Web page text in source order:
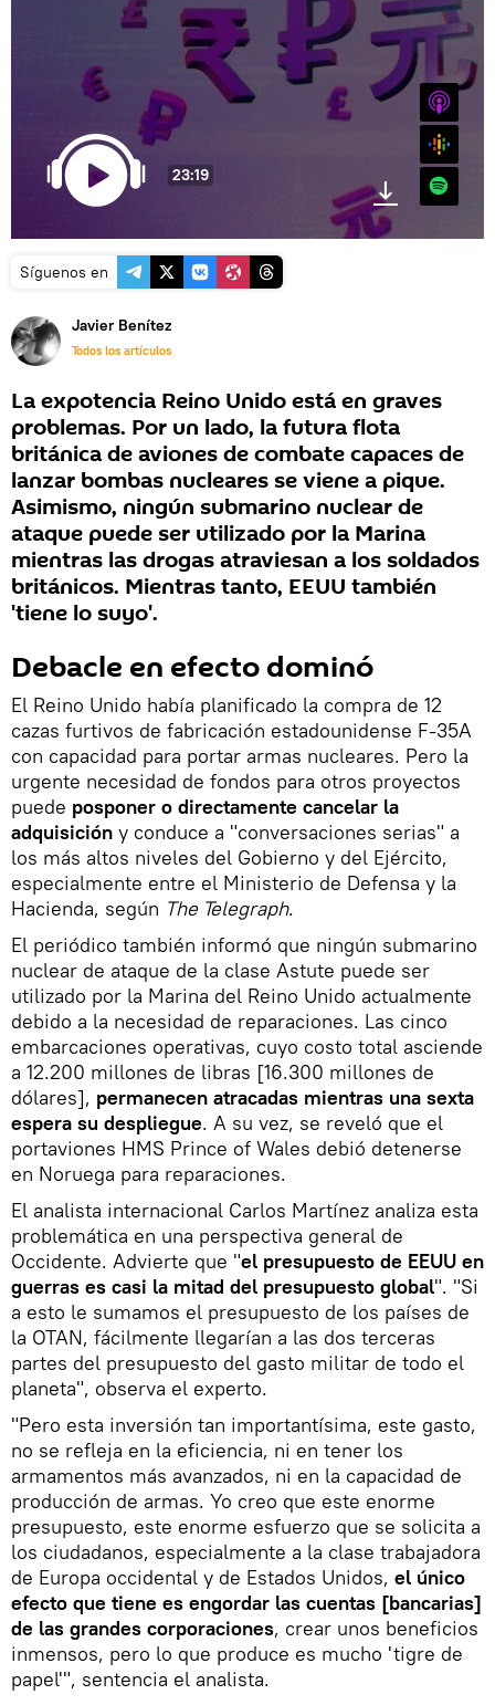
23:19
iTunes
Spotify
Síguenos en
Javier Benítez
Todos los artículos
La expotencia Reino Unido está en graves
problemas. Por un lado, la futura flota
británica de aviones de combate capaces de
lanzar bombas nucleares se viene a pique.
Asimismo, ningún submarino nuclear de
ataque puede ser utilizado por la Marina
mientras las drogas atraviesan a los soldados
británicos. Mientras tanto, EEUU también
'tiene lo suyo'.
Debacle en efecto dominó
El Reino Unido había planificado la compra de 12
cazas furtivos de fabricación estadounidense F-35A
con capacidad para portar armas nucleares. Pero la
urgente necesidad de fondos para otros proyectos
puede posponer o directamente cancelar la
adquisición y conduce a "conversaciones serias" a
los más altos niveles del Gobierno y del Ejército,
especialmente entre el Ministerio de Defensa y la
Hacienda, según The Telegraph.
El periódico también informó que ningún submarino
nuclear de ataque de la clase Astute puede ser
utilizado por la Marina del Reino Unido actualmente
debido a la necesidad de reparaciones. Las cinco
embarcaciones operativas, cuyo costo total asciende
a 12.200 millones de libras [16.300 millones de
dólares], permanecen atracadas mientras una sexta
espera su despliegue. A su vez, se reveló que el
portaviones HMS Prince of Wales debió detenerse
en Noruega para reparaciones.
El analista internacional Carlos Martínez analiza esta
problemática en una perspectiva general de
Occidente. Advierte que "el presupuesto de EEUU en
guerras es casi la mitad del presupuesto global". "Si
a esto le sumamos el presupuesto de los países de
la OTAN, fácilmente llegarían a las dos terceras
partes del presupuesto del gasto militar de todo el
planeta", observa el experto.
"Pero esta inversión tan importantísima, este gasto,
no se refleja en la eficiencia, ni en tener los
armamentos más avanzados, ni en la capacidad de
producción de armas. Yo creo que este enorme
presupuesto, este enorme esfuerzo que se solicita a
los ciudadanos, especialmente a la clase trabajadora
de Europa occidental y de Estados Unidos, el único
efecto que tiene es engordar las cuentas [bancarias]
de las grandes corporaciones, crear unos beneficios
inmensos, pero lo que produce es mucho 'tigre de
papel'", sentencia el analista.